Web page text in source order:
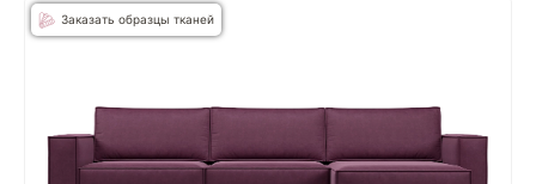
Заказать образцы тканей